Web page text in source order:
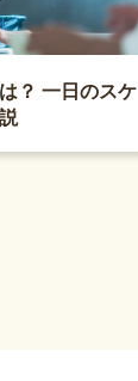
？ 一日のスケ